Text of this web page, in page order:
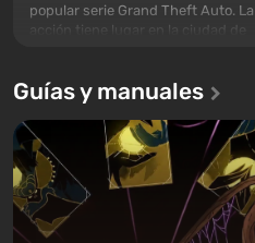
popular serie Grand Theft Auto. La
acción tiene lugar en la ciudad de
primera vez, el juego contará la
historia de tres personajes: Michael,
Trevor y Franklin, entre los cuales
podrás cambi...
Guías y manuales